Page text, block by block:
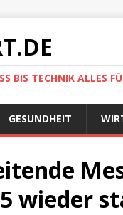
BIS TECHNIK ALLES
GESUNDHEIT
wieder